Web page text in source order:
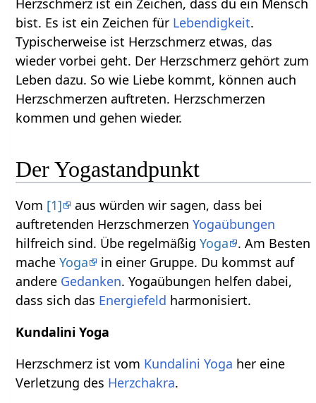
Herzschmerz ist ein Zeichen, dass du ein Mensch
bist. Es ist ein Zeichen für Lebendigkeit.
Typischerweise ist Herzschmerz etwas, das
wieder vorbei geht. Der Herzschmerz gehört zum
Leben dazu. So wie Liebe kommt, können auch
Herzschmerzen auftreten. Herzschmerzen
kommen und gehen wieder.
Der Yogastandpunkt
Vom [1]
aus würden wir sagen, dass bei
auftretenden HerzschmerzenYogaübungen
hilfreich sind. Übe regelmäßigYoga
. Am Besten
macheYoga
in einer Gruppe. Du kommst auf
andere Gedanken. Yogaübungen helfen dabei,
dass sich das Energiefeld harmonisiert.
Kundalini Yoga
Herzschmerz ist vom Kundalini Yoga her eine
Verletzung des Herzchakra.